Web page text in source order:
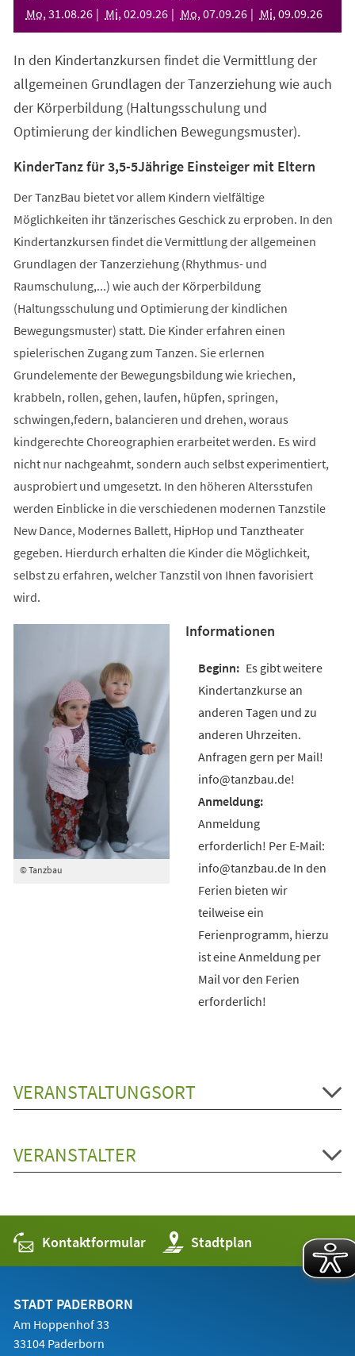
Mo, 31 .08.26 Mi, 02.09.26 Mo, 07.09.26 Mi, 09.09.26
In den Kindertanzkursen findet die Vermittlung der
allgemeinen Grundlagen der Tanzerziehung wie auch
der Körperbildung (Haltungsschulung und
Optimierung der kindlichen Bewegungsmuster).
KinderTanz für 3,5-5Jährige Einsteiger mit Eltern
Der TanzBau bietet vor allem Kindern vielfältige
Möglichkeiten ihr tänzerisches Geschick zu erproben. In den
Kindertanzkursen findet die Vermittlung der allgemeinen
Grundlagen der Tanzerziehung (Rhythmus- und
Raumschulung,...) wie auch der Körperbildung
(Haltungsschulung und Optimierung der kindlichen
Bewegungsmuster) statt. Die Kinder erfahren einen
spielerischen Zugang zum Tanzen. Sie erlernen
Grundelemente der Bewegungsbildung wie kriechen,
krabbeln, rollen, gehen, laufen, hüpfen, springen,
schwingen,federn, balancieren und drehen, woraus
kindgerechte Choreographien erarbeitet werden. Es wird
nicht nur nachgeahmt, sondern auch selbst experimentiert,
ausprobiert und umgesetzt. In den höheren Altersstufen
werden Einblicke in die verschiedenen modernen Tanzstile
New Dance, Modernes Ballett, HipHop und Tanztheater
gegeben. Hierdurch erhalten die Kinder die Möglichkeit,
selbst zu erfahren, welcher Tanzstil von Ihnen favorisiert
wird.
© Tanzbau
Informationen
Es gibt weitere
Kindertanzkurse an
anderen Tagen und zu
anderen Uhrzeiten.
Anfragen gern per Mail!
info@tanzbau.de!
Anmeldung
erforderlich! Per E-Mail:
info@tanzbau.de In den
Ferien bieten wir
teilweise ein
Ferienprogramm, hierzu
ist eine Anmeldung per
Mail vor den Ferien
erforderlich!
VERANSTALTUNGSORT
VERANSTALTER
Kontaktformular Stadtplan
(Öffnet
in
einem
STADT PADERBORN
Am Hoppenhof 33
33104 Paderborn